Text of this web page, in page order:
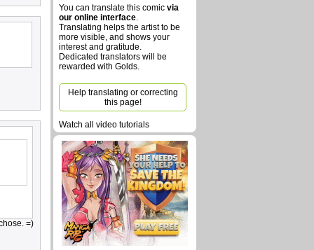
=)
You can translate this comic via
our online interface.
Translating helps the artist to be
more visible, and shows your
interest and gratitude.
Dedicated translators will be
rewarded with Golds.
Help translating or correcting
this page!
Watch all video tutorials